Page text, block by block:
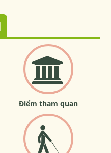
Điểm tham quan